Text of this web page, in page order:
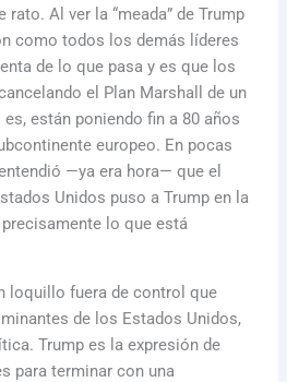
Al ver la “meada” de Trump
como todos los demás líderes
de lo que pasa y es que los
el Plan Marshall de un
están poniendo fin a 80 años
europeo. En pocas
—ya era hora— que el
Unidos puso a Trump en la
lo que está
loquillo fuera de control que
de los Estados Unidos,
Trump es la expresión de
para terminar con una